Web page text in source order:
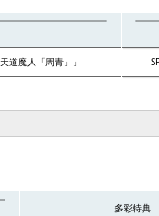
道魔人「周青」」
多彩特典